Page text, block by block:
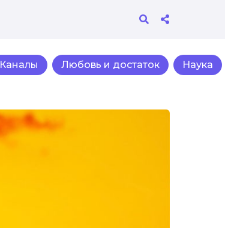
Каналы Любовь и достаток Наука